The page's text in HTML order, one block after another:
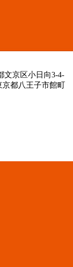
京区小日向3-4-
都八王子市館町